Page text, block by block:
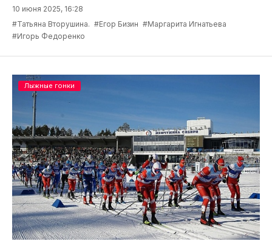
10 июня 2025, 16:28
#Татьяна Вторушина. #Егор Бизин #Маргарита Игнатьева
#Игорь Федоренко
Лыжные гонки